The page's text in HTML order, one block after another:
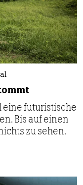
eine futuristische
Bis auf einen
zu sehen.